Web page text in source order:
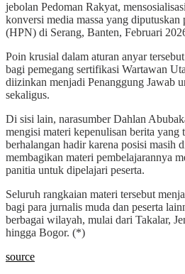
jebolan Pedoman Rakyat,
konversi media massa yang diputuskan
(HPN) di Serang, Banten, Februari
Poin krusial dalam aturan anyar
bagi pemegang sertifikasi Wartawan
diizinkan menjadi Penanggung Jawab
sekaligus.
Di sisi lain, narasumber Dahlan
mengisi materi kepenulisan berita yang
berhalangan hadir karena posisi masih
membagikan materi pembelajarannya
panitia untuk dipelajari peserta.
Seluruh rangkaian materi tersebut
bagi para jurnalis muda dan peserta
berbagai wilayah, mulai dari Takalar,
hingga Bogor. (*)
source